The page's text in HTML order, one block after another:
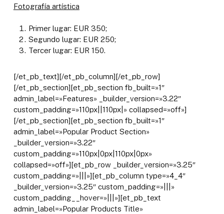
Fotografía artística
Primer lugar: EUR 350;
Segundo lugar: EUR 250;
Tercer lugar: EUR 150.
[/et_pb_text][/et_pb_column][/et_pb_row]
[/et_pb_section][et_pb_section fb_built=»1″
admin_label=»Features» _builder_version=»3.22″
custom_padding=»110px||110px|» collapsed=»off»]
[/et_pb_section][et_pb_section fb_built=»1″
admin_label=»Popular Product Section»
_builder_version=»3.22″
custom_padding=»110px|0px|110px|0px»
collapsed=»off»][et_pb_row _builder_version=»3.25″
custom_padding=»|||»][et_pb_column type=»4_4″
_builder_version=»3.25″ custom_padding=»|||»
custom_padding__hover=»|||»][et_pb_text
admin_label=»Popular Products Title»